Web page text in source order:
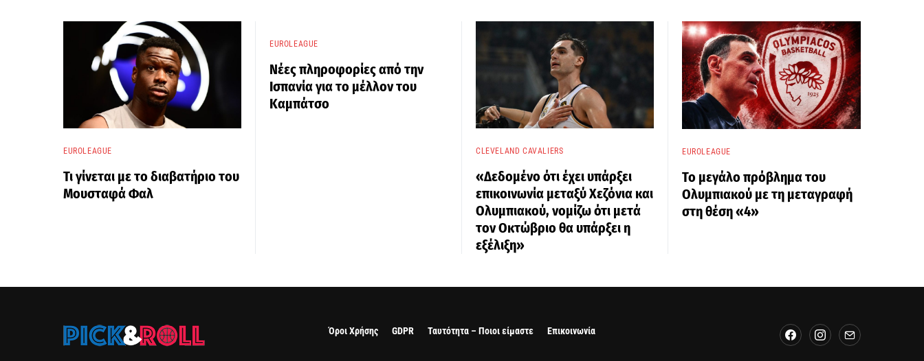
EUROLEAGUE
Τι γίνεται με το διαβατήριο του
Μουσταφά Φαλ
EUROLEAGUE
Νέες πληροφορίες από την
Ισπανία για το μέλλον του
Καμπάτσο
CLEVELAND CAVALIERS
«Δεδομένο ότι έχει υπάρξει
επικοινωνία μεταξύ Χεζόνια και
Ολυμπιακού, νομίζω ότι μετά
τον Οκτώβριο θα υπάρξει η
εξέλιξη»
EUROLEAGUE
Το μεγάλο πρόβλημα του
Ολυμπιακού με τη μεταγραφή
στη θέση «4»
Όροι Χρήσης GDPR Ταυτότητα – Ποιοι είμαστε Επικοινωνία